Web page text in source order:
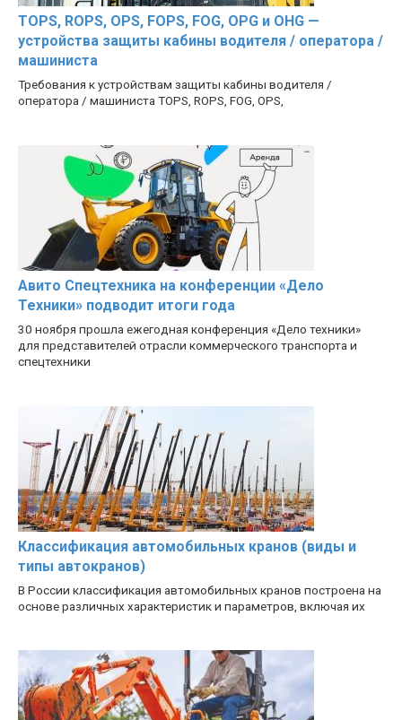
TOPS, ROPS, OPS, FOPS, FOG, OPG и OHG —
устройства защиты кабины водителя / оператора /
машиниста
Требования к устройствам защиты кабины водителя /
оператора / машиниста TOPS, ROPS, FOG, OPS,
Авито Спецтехника на конференции «Дело
Техники» подводит итоги года
30 ноября прошла ежегодная конференция «Дело техники»
для представителей отрасли коммерческого транспорта и
спецтехники
Классификация автомобильных кранов (виды и
типы автокранов)
В России классификация автомобильных кранов построена на
основе различных характеристик и параметров, включая их